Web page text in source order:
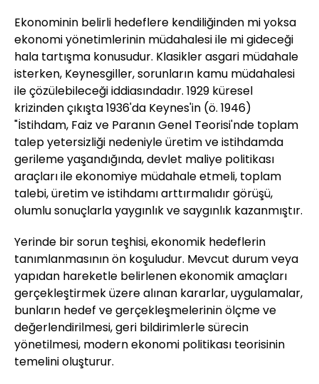
Ekonominin belirli hedeflere kendiliğinden mi yoksa
ekonomi yönetimlerinin müdahalesi ile mi gideceği
hala tartışma konusudur. Klasikler asgari müdahale
isterken, Keynesgiller, sorunların kamu müdahalesi
ile çözülebileceği iddiasındadır. 1929 küresel
krizinden çıkışta 1936'da Keynes'in (ö. 1946)
"İstihdam, Faiz ve Paranın Genel Teorisi'nde toplam
talep yetersizliği nedeniyle üretim ve istihdamda
gerileme yaşandığında, devlet maliye politikası
araçları ile ekonomiye müdahale etmeli, toplam
talebi, üretim ve istihdamı arttırmalıdır görüşü,
olumlu sonuçlarla yaygınlık ve saygınlık kazanmıştır.
Yerinde bir sorun teşhisi, ekonomik hedeflerin
tanımlanmasının ön koşuludur. Mevcut durum veya
yapıdan hareketle belirlenen ekonomik amaçları
gerçekleştirmek üzere alınan kararlar, uygulamalar,
bunların hedef ve gerçekleşmelerinin ölçme ve
değerlendirilmesi, geri bildirimlerle sürecin
yönetilmesi, modern ekonomi politikası teorisinin
temelini oluşturur.